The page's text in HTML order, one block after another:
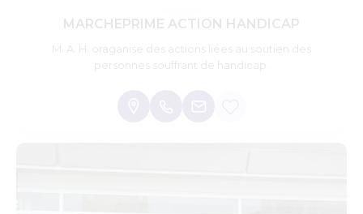
MARCHEPRIME ACTION HANDICAP
M. A. H. oraganise des actions liées au soutien des
personnes souffrant de handicap.